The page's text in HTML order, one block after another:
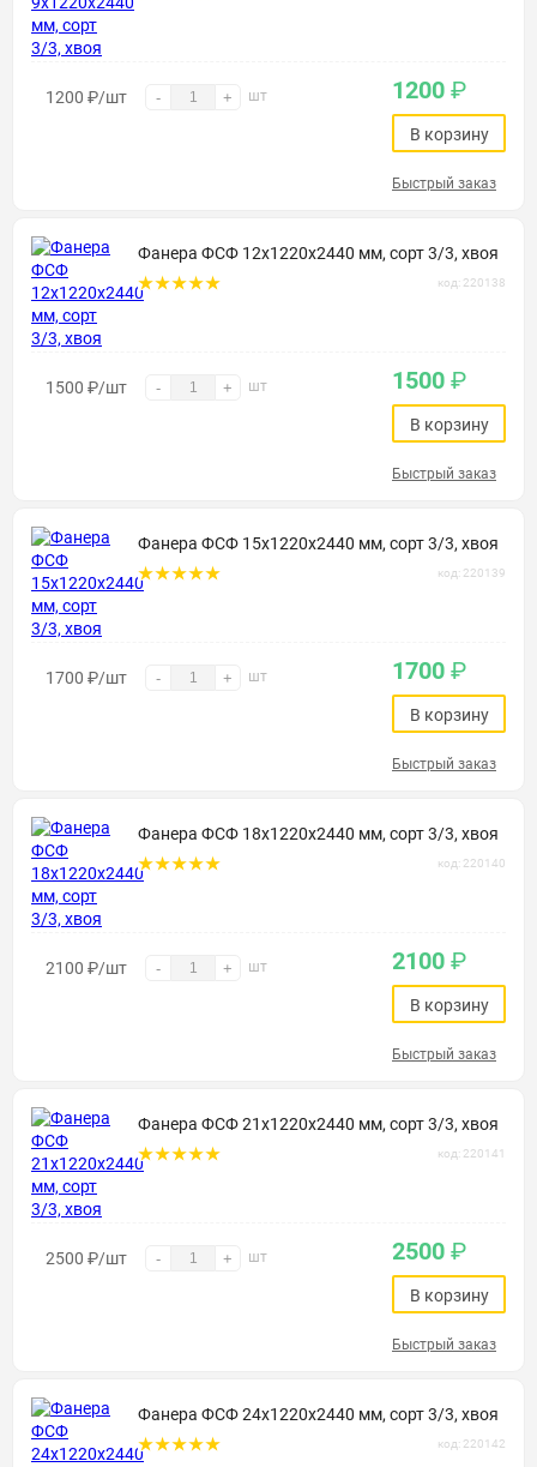
1200 ₽/шт - + шт 1200 ₽
В корзину
Быстрый заказ
Фанера ФСФ 12х1220х2440 мм, сорт 3/3, хвоя
код: 220138
1500 ₽/шт - + шт 1500 ₽
В корзину
Быстрый заказ
Фанера ФСФ 15х1220х2440 мм, сорт 3/3, хвоя
код: 220139
1700 ₽/шт - + шт 1700 ₽
В корзину
Быстрый заказ
Фанера ФСФ 18х1220х2440 мм, сорт 3/3, хвоя
код: 220140
2100 ₽/шт - + шт 2100 ₽
В корзину
Быстрый заказ
Фанера ФСФ 21х1220х2440 мм, сорт 3/3, хвоя
код: 220141
2500 ₽/шт - + шт 2500 ₽
В корзину
Быстрый заказ
Фанера ФСФ 24х1220х2440 мм, сорт 3/3, хвоя
код: 220142